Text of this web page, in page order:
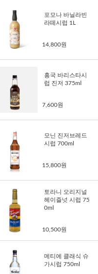
포모나 바닐라빈
라떼시럽 1L
14,800원
흥국 바리스타시
럽 진저 375ml
7,600원
모닌 진저브레드
시럽 700ml
15,800원
토라니 오리지널
헤이즐넛 시럽 75
0ml
10,500원
메티에 클래식 슈
가시럽 750ml